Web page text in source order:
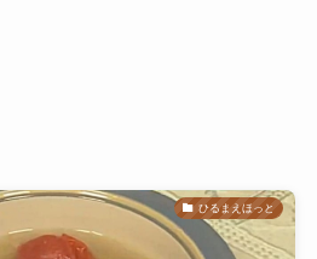
ひるまえほっと